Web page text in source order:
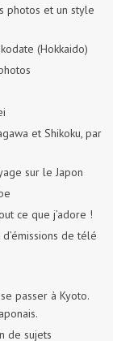
photos et un style
(Hokkaido)
et Shikoku, par
sur le Japon
ce que j’adore !
de télé
passer à Kyoto.
de sujets